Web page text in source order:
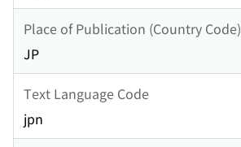
Place of Publication (Country Code)
JP
Text Language Code
jpn